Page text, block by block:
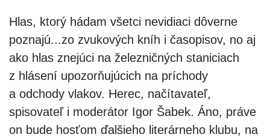
Hlas, ktorý hádam všetci nevidiaci dôverne
poznajú...zo zvukových kníh i časopisov, no aj
ako hlas znejúci na železničných staniciach
z hlásení upozorňujúcich na príchody
a odchody vlakov. Herec, načítavateľ,
spisovateľ i moderátor Igor Šabek. Áno, práve
on bude hosťom ďalšieho literárneho klubu, na